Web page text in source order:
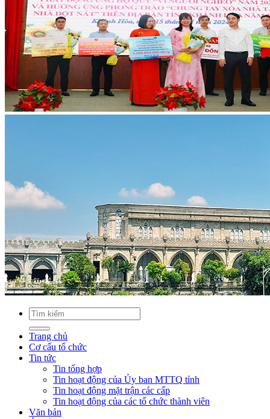
Trang chủ
Cơ cấu tổ chức
Tin tức
Tin tổng hợp
Tin hoạt động của Ủy ban MTTQ tỉnh
Tin hoạt động mặt trận các cấp
Tin hoạt động của các tổ chức thành viên
Văn bản